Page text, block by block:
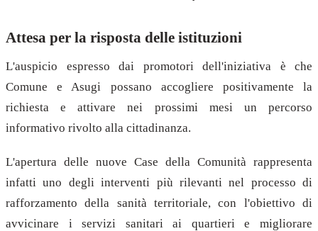
Attesa per la risposta delle istituzioni
L'auspicio espresso dai promotori dell'iniziativa è che
Comune e Asugi possano accogliere positivamente la
richiesta e attivare nei prossimi mesi un percorso
informativo rivolto alla cittadinanza.
L'apertura delle nuove Case della Comunità rappresenta
infatti uno degli interventi più rilevanti nel processo di
rafforzamento della sanità territoriale, con l'obiettivo di
avvicinare i servizi sanitari ai quartieri e migliorare